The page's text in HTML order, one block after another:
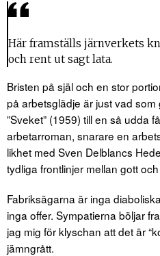
Här framställs järnverkets
och rent ut sagt lata.
Bristen på själ och en stor
på arbetsglädje är just vad som
”Sveket” (1959) till en så udda
arbetarroman, snarare en
likhet med Sven Delblancs
tydliga frontlinjer mellan gott
Fabriksägarna är inga
inga offer. Sympatierna böljar
jag mig för klyschan att det är
jämngrått.